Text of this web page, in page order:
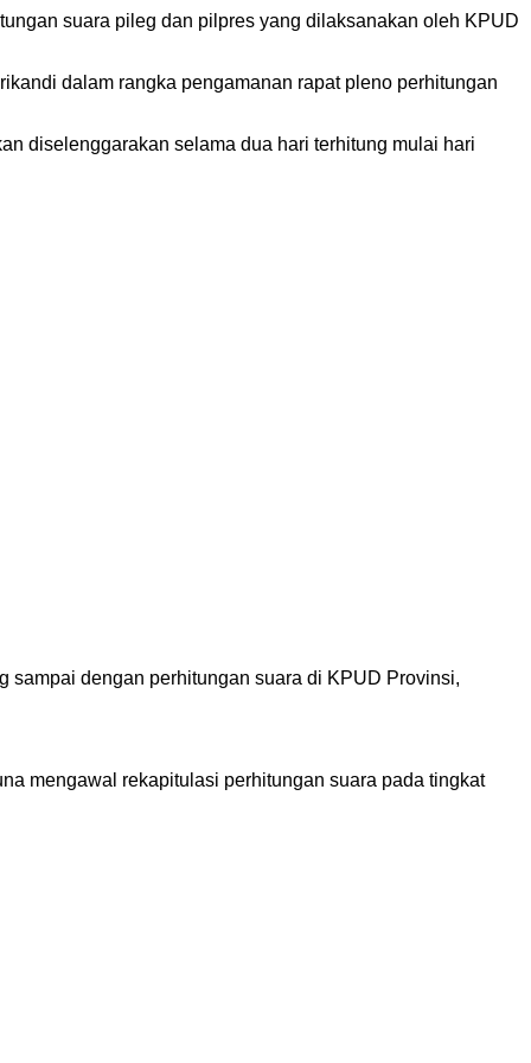
suara pileg dan pilpres yang dilaksanakan oleh KPUD
dalam rangka pengamanan rapat pleno perhitungan
diselenggarakan selama dua hari terhitung mulai hari
sampai dengan perhitungan suara di KPUD Provinsi,
mengawal rekapitulasi perhitungan suara pada tingkat